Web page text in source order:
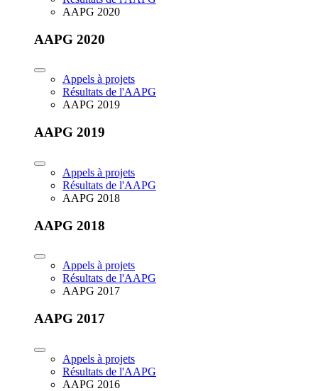
AAPG 2020
AAPG 2020
Appels à projets
Résultats de l'AAPG
AAPG 2019
AAPG 2019
Appels à projets
Résultats de l'AAPG
AAPG 2018
AAPG 2018
Appels à projets
Résultats de l'AAPG
AAPG 2017
AAPG 2017
Appels à projets
Résultats de l'AAPG
AAPG 2016